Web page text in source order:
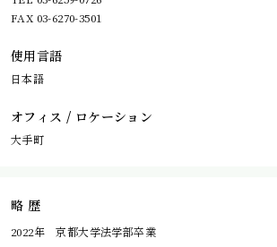
FAX 03-6270-3501
使用言語
日本語
オフィス / ロケーション
大手町
略 歴
2022年 京都大学法学部卒業